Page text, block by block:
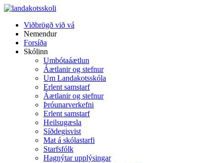
Viðbrögð við vá
Nemendur
Forsíða
Skólinn
Umbótaáætlun
Áætlanir og stefnur
Um Landakotsskóla
Erlent samstarf
Áætlanir og stefnur
Þróunarverkefni
Erlent samstarf
Heilsugæsla
Síðdegisvist
Mat á skólastarfi
Starfsfólk
Hagnýtar upplýsingar